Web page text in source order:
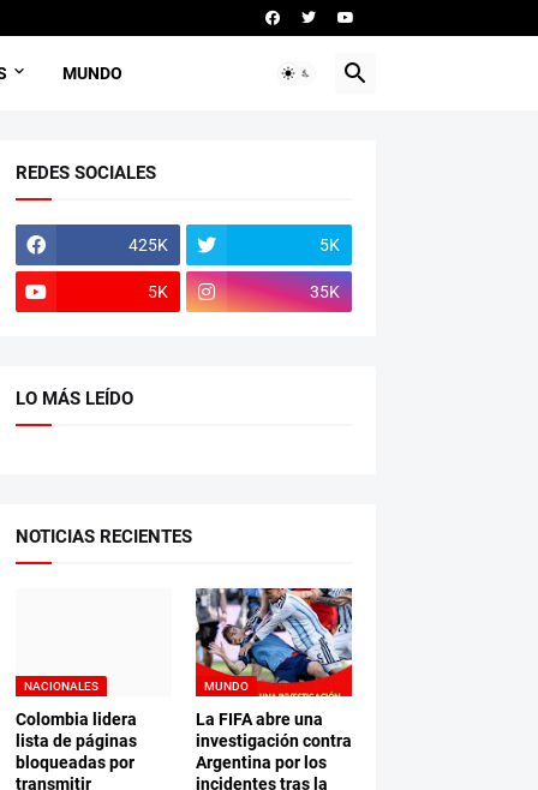
MUNDO
REDES SOCIALES
425K 5K
5K 35K
LO MÁS LEÍDO
NOTICIAS RECIENTES
NACIONALES
Colombia lidera
lista de páginas
bloqueadas por
transmitir
MUNDO
La FIFA abre una
investigación contra
Argentina por los
incidentes tras la